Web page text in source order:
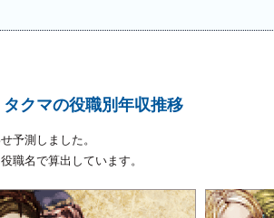
タクマの役職別年収推移
予測しました。
職名で算出しています。